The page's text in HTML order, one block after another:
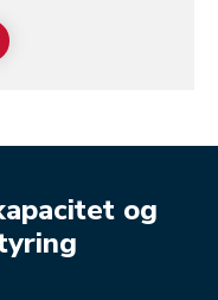
og